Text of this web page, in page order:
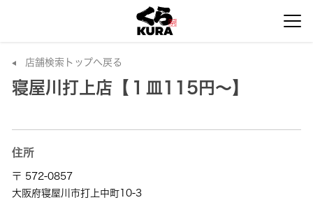
店舗検索トップへ戻る
寝屋川打上店【１皿115円～】
住所
〒 572-0857
大阪府寝屋川市打上中町10-3